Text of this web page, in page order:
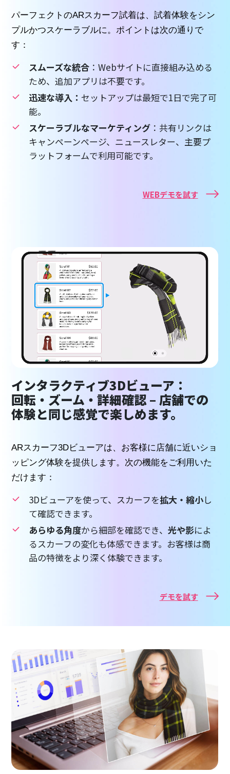
パーフェクトのARスカーフ試着は、試着体験をシン
プルかつスケーラブルに。ポイントは次の通りで
す：
スムーズな統合 ：Webサイトに直接組み込める
ため、追加アプリは不要です。
迅速な導入： セットアップは最短で1日で完了可
能。
スケーラブルなマーケティング ：共有リンクは
キャンペーンページ、ニュースレター、主要プ
ラットフォームで利用可能です。
WEBデモを試す
インタラクティブ3Dビューア：
回転・ズーム・詳細確認 – 店舗での
体験と同じ感覚で楽しめます。
ARスカーフ3Dビューアは、お客様に店舗に近いショ
ッピング体験を提供します。次の機能をご利用いた
だけます：
3Dビューアを使って、スカーフを拡大・縮小し
て確認できます。
あらゆる角度から細部を確認でき、光や影によ
るスカーフの変化も体感できます。お客様は商
品の特徴をより深く体験できます。
デモを試す